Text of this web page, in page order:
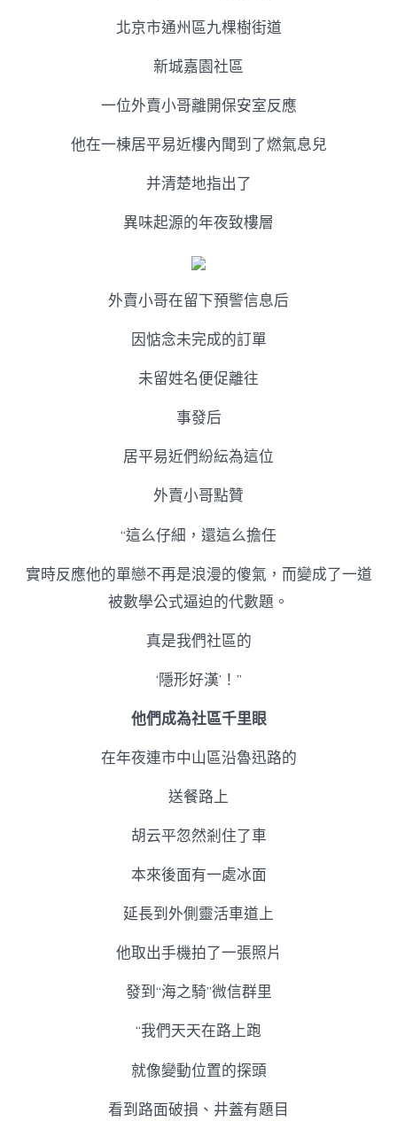
北京市通州區九棵樹街道
新城嘉園社區
一位外賣小哥離開保安室反應
他在一棟居平易近樓內聞到了燃氣息兒
并清楚地指出了
異味起源的年夜致樓層
外賣小哥在留下預警信息后
因惦念未完成的訂單
未留姓名便促離往
事發后
居平易近們紛紜為這位
外賣小哥點贊
“這么仔細，還這么擔任
實時反應他的單戀不再是浪漫的傻氣，而變成了一道
被數學公式逼迫的代數題。
真是我們社區的
‘隱形好漢’！”
他們成為社區千里眼
在年夜連市中山區沿魯迅路的
送餐路上
胡云平忽然剎住了車
本來後面有一處冰面
延長到外側靈活車道上
他取出手機拍了一張照片
發到“海之騎”微信群里
“我們天天在路上跑
就像變動位置的探頭
看到路面破損、井蓋有題目